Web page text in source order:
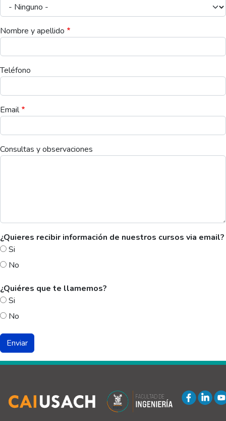
Nombre y apellido
Teléfono
Email
Consultas y observaciones
¿Quieres recibir información de nuestros cursos via email?
Si
No
¿Quiéres que te llamemos?
Si
No